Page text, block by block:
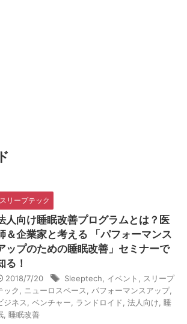
スリープテック
人向け睡眠改善プログラムとは？医
＆企業家と考える 「パフォーマンス
ップのための睡眠改善」セミナーで
る！
2018/7/20 Sleeptech イベント
スリープ
ック
ニューロスペース パフォーマンスアップ,
ジネス
ベンチャー ランドロイド 法人向け 睡
睡眠改善